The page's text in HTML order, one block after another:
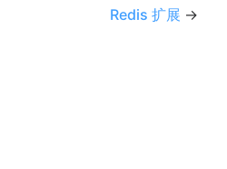
Redis 扩展 →